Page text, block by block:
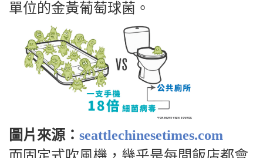
單位的金黃葡萄球菌。
圖片來源： seattlechinesetimes.com